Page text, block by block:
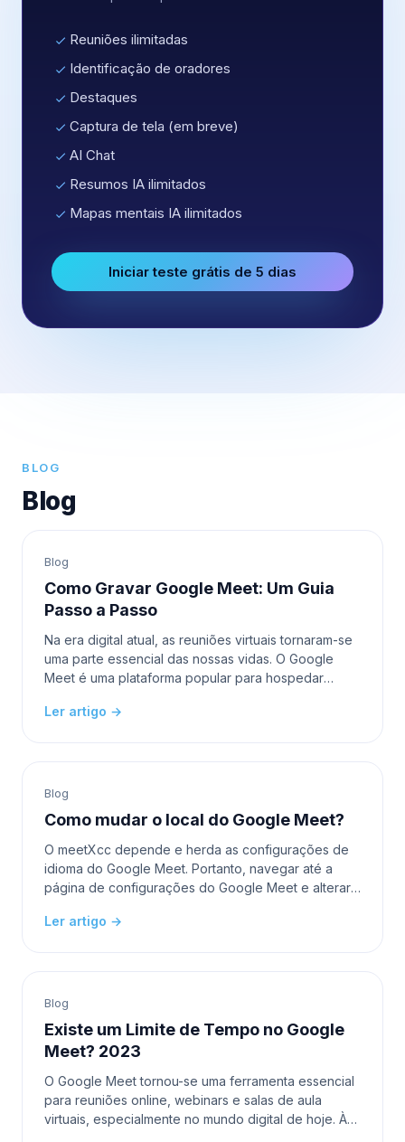
Reuniões ilimitadas
Identificação de oradores
Destaques
Captura de tela (em breve)
AI Chat
Resumos IA ilimitados
Mapas mentais IA ilimitados
Iniciar teste grátis de 5 dias
BLOG
Blog
Blog
Como Gravar Google Meet: Um Guia
Passo a Passo
Na era digital atual, as reuniões virtuais tornaram-se
uma parte essencial das nossas vidas. O Google
Meet é uma plataforma popular para hospedar
encontr
Ler artigo →
Blog
Como mudar o local do Google Meet?
O meetXcc depende e herda as configurações de
idioma do Google Meet. Portanto, navegar até a
página de configurações do Google Meet e alterar
meetXcc. P
Ler artigo →
Blog
Existe um Limite de Tempo no Google
Meet? 2023
O Google Meet tornou-se uma ferramenta essencial
para reuniões online, webinars e salas de aula
virtuais, especialmente no mundo digital de hoje. À